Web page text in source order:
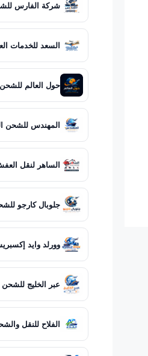
شركة الفارس
السعد للخدمات
حول العالم
المهندس للشحن
الساهر لنقل
جلوبال كارجو
وورلد وايد
عبر الخليج للشحن
الفلاح للنقل